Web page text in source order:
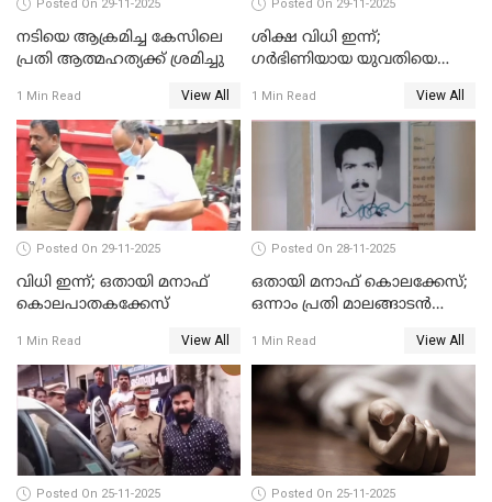
Posted On 29-11-2025
നടിയെ ആക്രമിച്ച കേസിലെ
പ്രതി ആത്മഹത്യക്ക് ശ്രമിച്ചു
1 Min Read View All
Posted On 29-11-2025
ശിക്ഷ വിധി ഇന്ന്;
ഗർഭിണിയായ യുവതിയെ
കേസ്
1 Min Read View All
Posted On 29-11-2025
വിധി ഇന്ന്; ഒതായി മനാഫ്
കൊലപാതകക്കേസ്
1 Min Read View All
Posted On 28-11-2025
ഒതായി മനാഫ് കൊലക്കേസ്;
ഒന്നാം പ്രതി മാലങ്ങാടന്‍
1 Min Read View All
Posted On 25-11-2025 Posted On 25-11-2025